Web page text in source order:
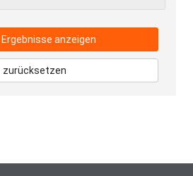
Ergebnisse anzeigen
zurücksetzen